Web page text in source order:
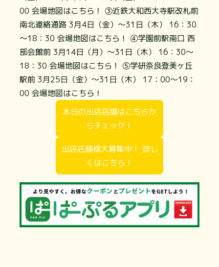
00 会場地図はこちら！ ③近鉄大和西大寺駅改札前
南北連絡通路 3月4日（金）～31日（木） 16：30
～18：30 会場地図はこちら！ ④学園前駅南口 西
部会館前 3月14日（月）～31日（木） 16：30～
18：30 会場地図はこちら！ ⑤学研奈良登美ヶ丘
駅前 3月25日（金）～31日（木） 17：00～19：
00 会場地図はこちら！
本日の出店店舗はこちらか
らチェック！
出店店舗様大募集中！ 詳し
くはこちら！